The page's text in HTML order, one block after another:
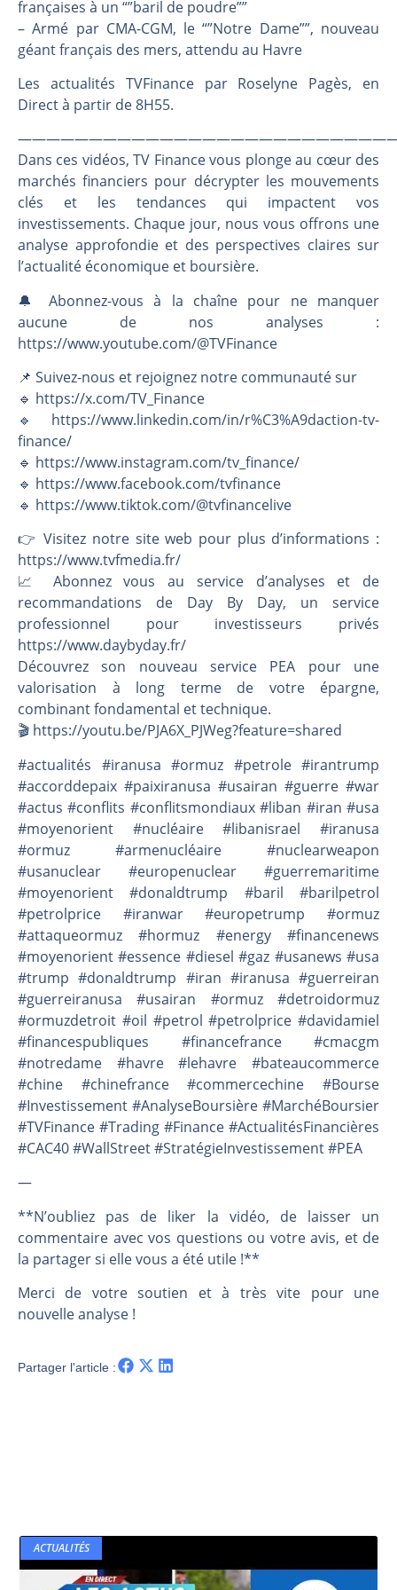
Une inertie haussière qui ralentit | Antoine Quesada – Chrono CAC
WTI : Explosion mais réserves au plus bas | Denis Desclos – Market Movers
françaises à un “”baril de poudre””
– Armé par CMA-CGM, le “”Notre Dame””, nouveau
géant français des mers, attendu au Havre
Les actualités TVFinance par Roselyne Pagès, en
Direct à partir de 8H55.
Dans ces vidéos, TV Finance vous plonge au cœur des
marchés financiers pour décrypter les mouvements
clés et les tendances qui impactent vos
investissements. Chaque jour, nous vous offrons une
analyse approfondie et des perspectives claires sur
l’actualité économique et boursière.
🔔 Abonnez-vous à la chaîne pour ne manquer
aucune de nos analyses :
https://www.youtube.com/@TVFinance
📌 Suivez-nous et rejoignez notre communauté sur
🔹 https://x.com/TV_Finance
🔹 https://www.linkedin.com/in/r%C3%A9daction-tv-
finance/
🔹 https://www.instagram.com/tv_finance/
🔹 https://www.facebook.com/tvfinance
🔹 https://www.tiktok.com/@tvfinancelive
👉️ Visitez notre site web pour plus d’informations :
https://www.tvfmedia.fr/
📈 Abonnez vous au service d’analyses et de
recommandations de Day By Day, un service
professionnel pour investisseurs privés
https://www.daybyday.fr/
Découvrez son nouveau service PEA pour une
valorisation à long terme de votre épargne,
combinant fondamental et technique.
🎬️ https://youtu.be/PJA6X_PJWeg?feature=shared
#actualités #iranusa #ormuz #petrole #irantrump
#accorddepaix #paixiranusa #usairan #guerre #war
#actus #conflits #conflitsmondiaux #liban #iran #usa
#moyenorient #nucléaire #libanisrael #iranusa
#ormuz #armenucléaire #nuclearweapon
#usanuclear #europenuclear #guerremaritime
#moyenorient #donaldtrump #baril #barilpetrol
#petrolprice #iranwar #europetrump #ormuz
#attaqueormuz #hormuz #energy #financenews
#moyenorient #essence #diesel #gaz #usanews #usa
#trump #donaldtrump #iran #iranusa #guerreiran
#guerreiranusa #usairan #ormuz #detroidormuz
#ormuzdetroit #oil #petrol #petrolprice #davidamiel
#financespubliques #financefrance #cmacgm
#notredame #havre #lehavre #bateaucommerce
#chine #chinefrance #commercechine #Bourse
#Investissement #AnalyseBoursière #MarchéBoursier
#TVFinance #Trading #Finance #ActualitésFinancières
#CAC40 #WallStreet #StratégieInvestissement #PEA
—
**N’oubliez pas de liker la vidéo, de laisser un
commentaire avec vos questions ou votre avis, et de
la partager si elle vous a été utile !**
Merci de votre soutien et à très vite pour une
nouvelle analyse !
Partager l'article :
ACTUALITÉS